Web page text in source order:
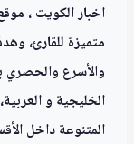
اخبار الكويت ،
متميزة للقارئ،
والأسرع والحصري
الخليجية و
المتنوعة داخل